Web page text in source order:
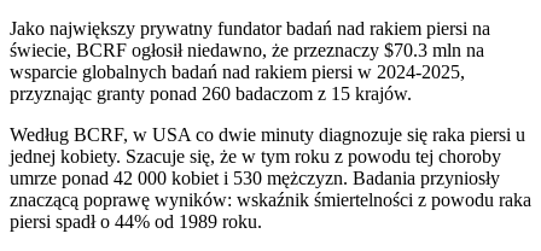
Jako największy prywatny fundator badań nad rakiem piersi na
świecie, BCRF ogłosił niedawno, że przeznaczy $70.3 mln na
wsparcie globalnych badań nad rakiem piersi w 2024-2025,
przyznając granty ponad 260 badaczom z 15 krajów.
Według BCRF, w USA co dwie minuty diagnozuje się raka piersi u
jednej kobiety. Szacuje się, że w tym roku z powodu tej choroby
umrze ponad 42 000 kobiet i 530 mężczyzn. Badania przyniosły
znaczącą poprawę wyników: wskaźnik śmiertelności z powodu raka
piersi spadł o 44% od 1989 roku.